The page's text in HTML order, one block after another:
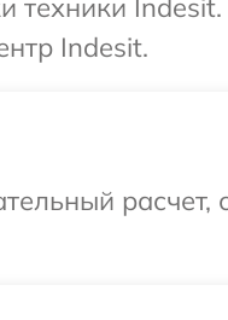
техники
Indesit.
расчет,